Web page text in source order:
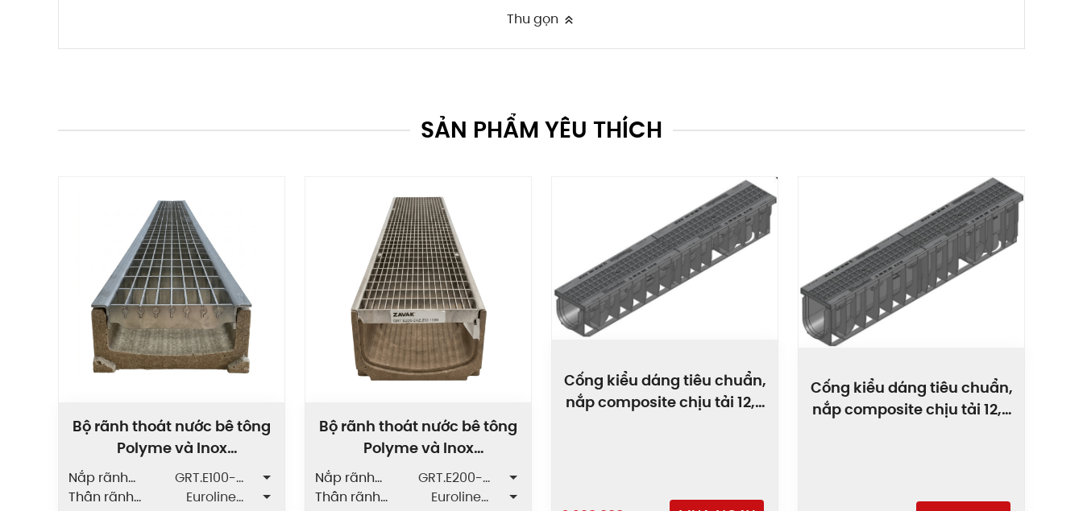
Thu gọn
SẢN PHẨM YÊU THÍCH
Bộ rãnh thoát nước bê tông
Polyme và Inox
GRT/SLT.E100
Nắp rãnh
ZAVAK
GRT.E100-
2AZ.118.1000
Thân rãnh
Euroline
Bộ rãnh thoát nước bê tông
Polyme và Inox
GRT/SLT.E200
Nắp rãnh
ZAVAK
GRT.E200-
2AZ.232.1000
Thân rãnh
Euroline
Cống kiểu dáng tiêu chuẩn,
nắp composite chịu tải 12,5
Cống kiểu dáng tiêu chuẩn,
nắp composite chịu tải 12,5